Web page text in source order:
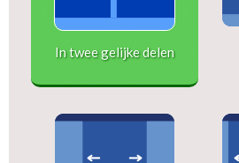
In twee gelijke delen